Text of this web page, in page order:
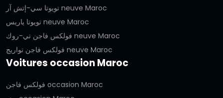
تويوتا سي-إتش آر neuve Maroc
تويوتا ياريس neuve Maroc
فولكس فاجن تي-روك neuve Maroc
فولكس فاجن تواريج neuve Maroc
Voitures occasion Maroc
فولكس فاجن occasion Maroc